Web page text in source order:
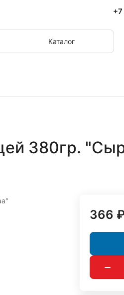
Каталог
380гр.
366